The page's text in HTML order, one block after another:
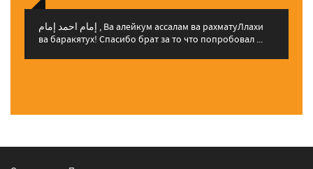
إمام احمد إمام , Ва алейкум ассалам ва рахматуЛлахи
ва баракятух! Спасибо брат за то что попробовал ...